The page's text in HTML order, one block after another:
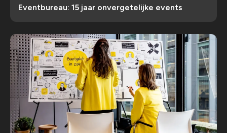
Eventbureau: 15 jaar onvergetelijke events